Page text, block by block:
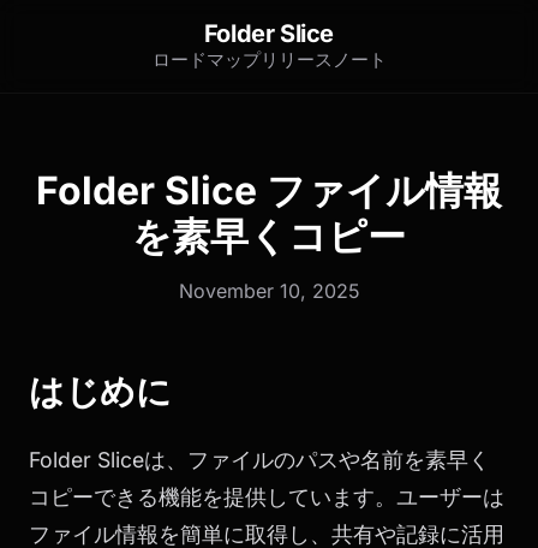
Folder Slice
ロードマップリリースノート
Folder Slice ファイル情報
を素早くコピー
November 10, 2025
はじめに
Folder Sliceは、ファイルのパスや名前を素早く
コピーできる機能を提供しています。ユーザーは
ファイル情報を簡単に取得し、共有や記録に活用